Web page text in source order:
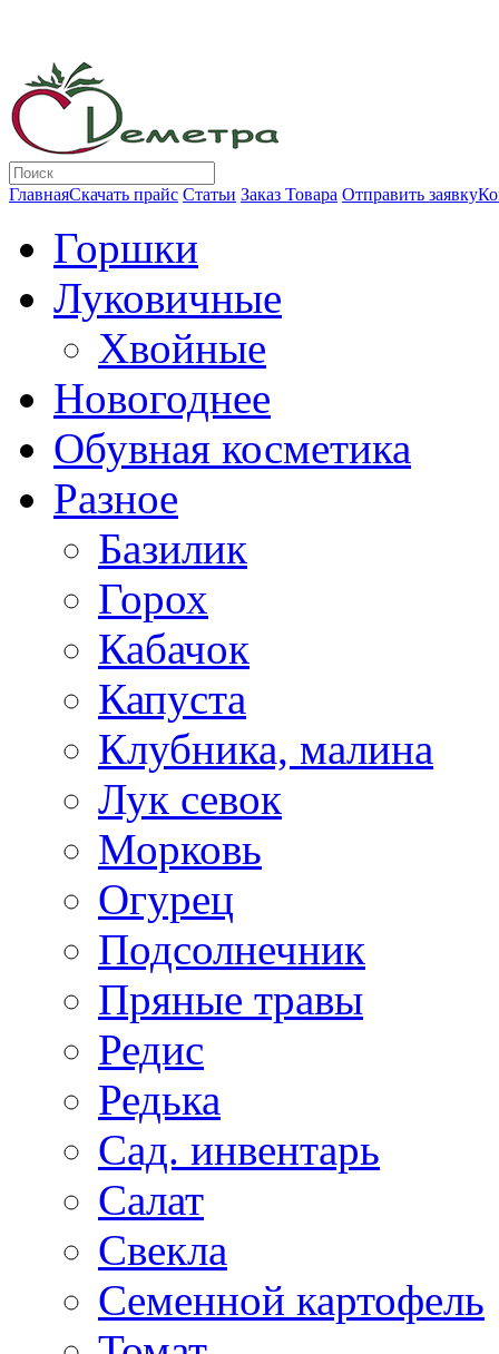
ГлавнаяСкачать прайс Статьи Заказ Товара Отправить заявку
Горшки
Луковичные
Хвойные
Новогоднее
Обувная косметика
Разное
Базилик
Горох
Кабачок
Капуста
Клубника, малина
Лук севок
Морковь
Огурец
Подсолнечник
Пряные травы
Редис
Редька
Сад. инвентарь
Салат
Свекла
Семенной картофель